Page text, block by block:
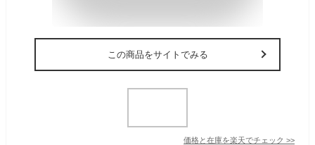
この商品をサイトでみる
価格と在庫を楽天でチェック >>